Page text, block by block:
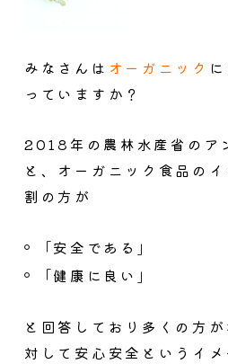
みなさんは オーガニック
っていますか？
2018 年の農林水産省のア
と、オーガニック食品の
割の方が
「安全である」
「健康に良い」
と回答しており多くの方
対して安心安全というイ